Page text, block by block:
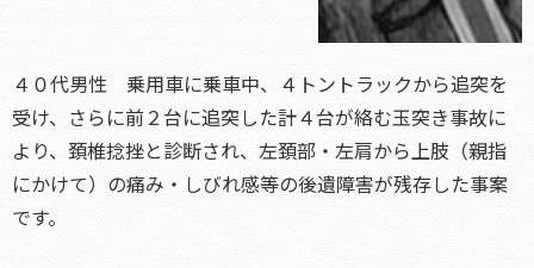
４０代男性 乗用車に乗車中、４トントラックから追突を
受け、さらに前２台に追突した計４台が絡む玉突き事故に
より、頚椎捻挫と診断され、左頚部・左肩から上肢（親指
にかけて）の痛み・しびれ感等の後遺障害が残存した事案
です。